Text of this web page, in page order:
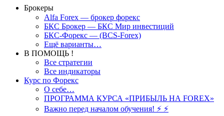
Брокеры
Alfa Forex — брокер форекс
БКС Брокер — БКС Мир инвестиций
БКС-Форекс — (BCS-Forex)
Ещё варианты…
В ПОМОЩЬ !
Все стратегии
Все индикаторы
Курс по Форекс
О себе…
ПРОГРАММА КУРСА «ПРИБЫЛЬ НА FOREX»
Важно перед началом обучения! ⚡ ⚡